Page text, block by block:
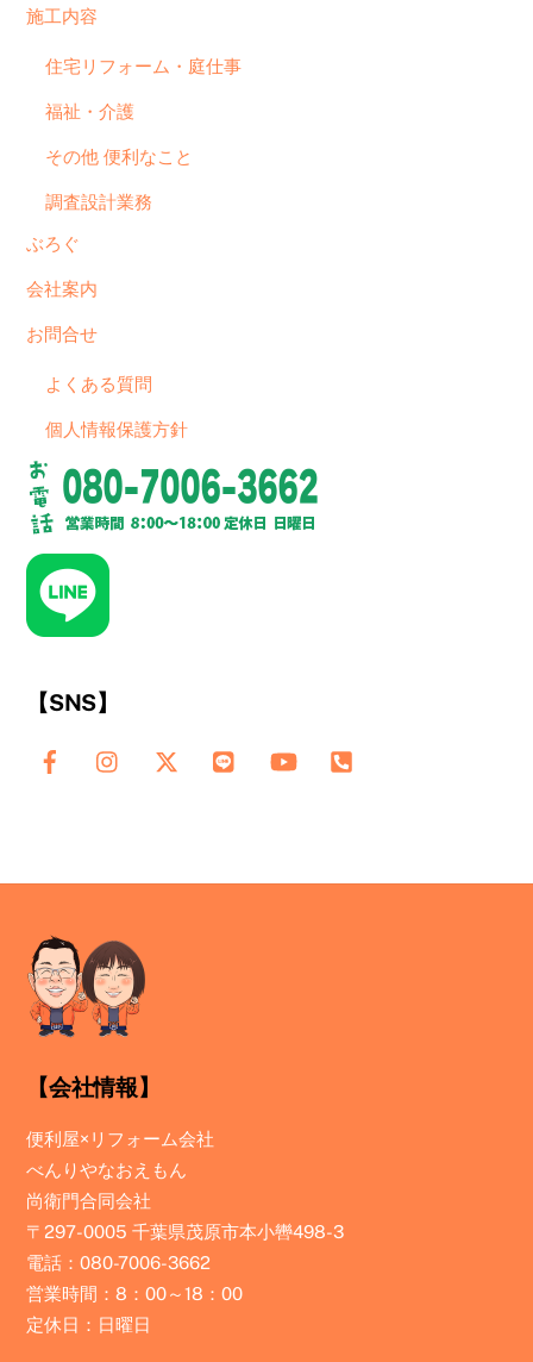
施工内容
住宅リフォーム・庭仕事
福祉・介護
その他 便利なこと
調査設計業務
ぶろぐ
会社案内
お問合せ
よくある質問
個人情報保護方針
【SNS】
【会社情報】
便利屋×リフォーム会社
べんりやなおえもん
尚衛門合同会社
〒297-0005 千葉県茂原市本小轡498-3
電話：080-7006-3662
営業時間：8：00～18：00
定休日：日曜日